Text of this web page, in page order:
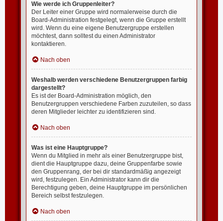
Wie werde ich Gruppenleiter?
Der Leiter einer Gruppe wird normalerweise durch die
Board-Administration festgelegt, wenn die Gruppe erstellt
wird. Wenn du eine eigene Benutzergruppe erstellen
möchtest, dann solltest du einen Administrator
kontaktieren.
Nach oben
Weshalb werden verschiedene Benutzergruppen farbig
dargestellt?
Es ist der Board-Administration möglich, den
Benutzergruppen verschiedene Farben zuzuteilen, so dass
deren Mitglieder leichter zu identifizieren sind.
Nach oben
Was ist eine Hauptgruppe?
Wenn du Mitglied in mehr als einer Benutzergruppe bist,
dient die Hauptgruppe dazu, deine Gruppenfarbe sowie
den Gruppenrang, der bei dir standardmäßig angezeigt
wird, festzulegen. Ein Administrator kann dir die
Berechtigung geben, deine Hauptgruppe im persönlichen
Bereich selbst festzulegen.
Nach oben